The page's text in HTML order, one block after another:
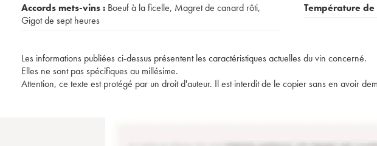
Accords mets-vins : Boeuf à la ficelle, Magret de canard rôti,
Gigot de sept heures
Température de
Les informations publiées ci-dessus présentent les caractéristiques actuelles du vin concerné.
Elles ne sont pas spécifiques au millésime.
Attention, ce texte est protégé par un droit d'auteur. Il est interdit de le copier sans en avoir